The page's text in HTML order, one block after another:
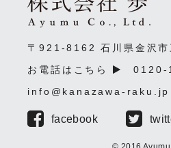
〒921-8162 石川県金沢
お電話はこちら
0120-
info@kanazawa-raku.jp
facebook